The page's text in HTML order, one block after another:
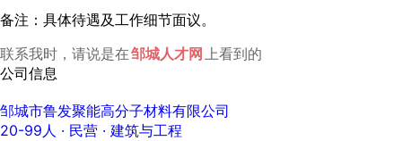
备注：具体待遇及工作细节面议。
联系我时，请说是在邹城人才网 上看到的
公司信息
邹城市鲁发聚能高分子材料有限公司
20-99人 · 民营 · 建筑与工程